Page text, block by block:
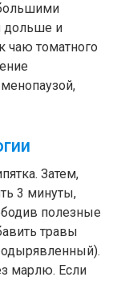
дольше и
чаю томатного
Затем,
3 минуты,
полезные
травы
марлю. Если